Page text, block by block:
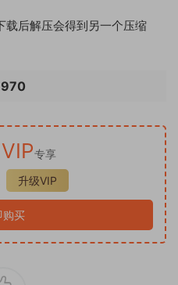
后解压会得到另一个压缩
VIP专享
升级VIP
购买